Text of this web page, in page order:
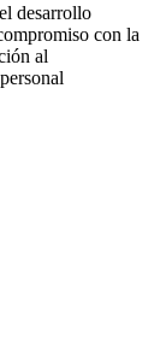
desarrollo
con la
al